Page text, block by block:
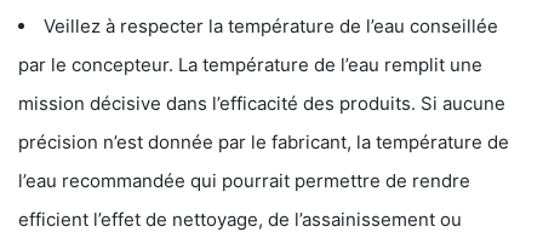
Veillez à respecter la température de l’eau conseillée
par le concepteur. La température de l’eau remplit une
mission décisive dans l’efficacité des produits. Si aucune
précision n’est donnée par le fabricant, la température de
l’eau recommandée qui pourrait permettre de rendre
efficient l’effet de nettoyage, de l’assainissement ou